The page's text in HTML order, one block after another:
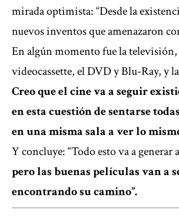
mirada optimista: “Desde la
nuevos inventos que amenazaron
En algún momento fue la
videocassette, el DVD y Blu-Ray, y
Creo que el cine va a seguir
en esta cuestión de sentarse
en una misma sala a ver lo
Y concluye: “Todo esto va a generar
pero las buenas películas van a
encontrando su camino”.